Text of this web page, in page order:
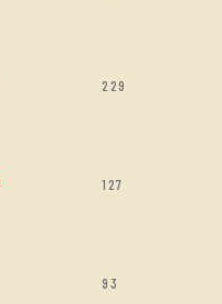
229
127
93